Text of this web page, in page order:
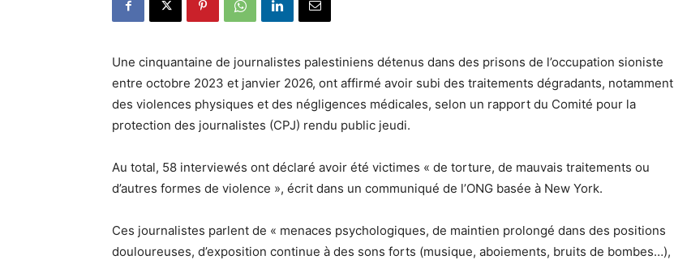
Une cinquantaine de journalistes palestiniens détenus dans des prisons de l’occupation sioniste
entre octobre 2023 et janvier 2026, ont affirmé avoir subi des traitements dégradants, notamment
des violences physiques et des négligences médicales, selon un rapport du Comité pour la
protection des journalistes (CPJ) rendu public jeudi.
Au total, 58 interviewés ont déclaré avoir été victimes « de torture, de mauvais traitements ou
d’autres formes de violence », écrit dans un communiqué de l’ONG basée à New York.
Ces journalistes parlent de « menaces psychologiques, de maintien prolongé dans des positions
douloureuses, d’exposition continue à des sons forts (musique, aboiements, bruits de bombes…),